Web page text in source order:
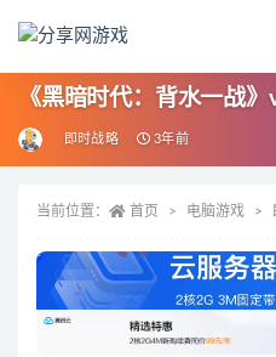
《黑暗时代：背水一战
即时战略 3年前
当前位置： 首页 电脑游戏